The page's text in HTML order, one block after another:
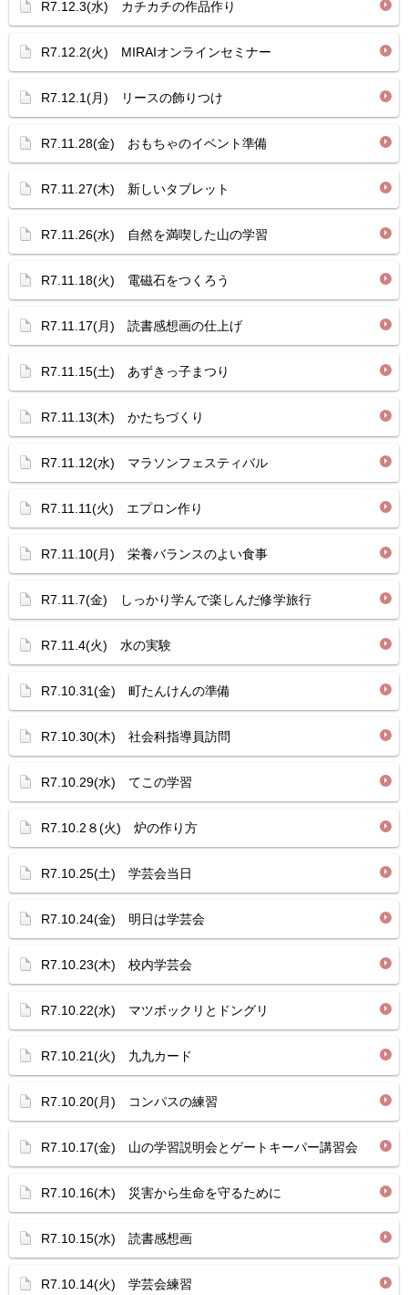
R7.12.3(水) カチカチの作品作り
R7.12.2(火) MIRAIオンラインセミナー
R7.12.1(月) リースの飾りつけ
R7.11.28(金) おもちゃのイベント準備
R7.11.27(木) 新しいタブレット
R7.11.26(水) 自然を満喫した山の学習
R7.11.18(火) 電磁石をつくろう
R7.11.17(月) 読書感想画の仕上げ
R7.11.15(土) あずきっ子まつり
R7.11.13(木) かたちづくり
R7.11.12(水) マラソンフェスティバル
R7.11.11(火) エプロン作り
R7.11.10(月) 栄養バランスのよい食事
R7.11.7(金) しっかり学んで楽しんだ修学旅行
R7.11.4(火) 水の実験
R7.10.31(金) 町たんけんの準備
R7.10.30(木) 社会科指導員訪問
R7.10.29(水) てこの学習
R7.10.2８(火) 炉の作り方
R7.10.25(土) 学芸会当日
R7.10.24(金) 明日は学芸会
R7.10.23(木) 校内学芸会
R7.10.22(水) マツボックリとドングリ
R7.10.21(火) 九九カード
R7.10.20(月) コンパスの練習
R7.10.17(金) 山の学習説明会とゲートキーパー講習会
R7.10.16(木) 災害から生命を守るために
R7.10.15(水) 読書感想画
R7.10.14(火) 学芸会練習